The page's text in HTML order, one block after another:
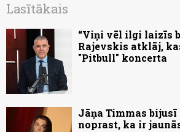
Lasītākais
“Viņi vēl ilgi laizīs
Rajevskis atklāj,
"Pitbull" koncerta
Jāņa Timmas
noprast, ka ir